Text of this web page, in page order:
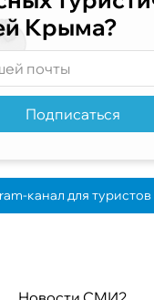
Крыма?
Подписаться
канал для туристов